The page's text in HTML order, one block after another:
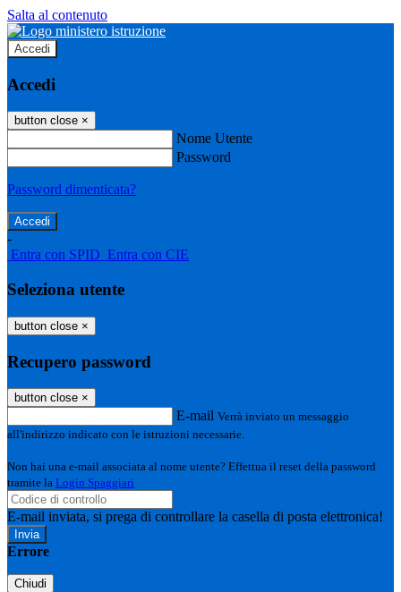
Salta al contenuto
Accedi
Accedi
button close ×
Nome Utente
Password
Password dimenticata?
-
Entra con SPID Entra con CIE
Seleziona utente
button close ×
Recupero password
button close ×
E-mail Verrà inviato un messaggio
all'indirizzo indicato con le istruzioni necessarie.
Non hai una e-mail associata al nome utente? Effettua il reset della password
tramite la Login Spaggiari
E-mail inviata, si prega di controllare la casella di posta elettronica!
Errore
Chiudi